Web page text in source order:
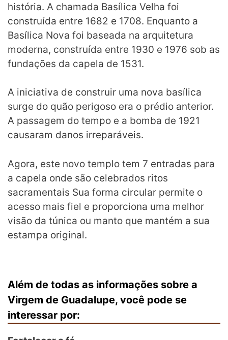
história. A chamada Basílica Velha foi
construída entre 1682 e 1708. Enquanto a
Basílica Nova foi baseada na arquitetura
moderna, construída entre 1930 e 1976 sob as
fundações da capela de 1531.
A iniciativa de construir uma nova basílica
surge do quão perigoso era o prédio anterior.
A passagem do tempo e a bomba de 1921
causaram danos irreparáveis.
Agora, este novo templo tem 7 entradas para
a capela onde são celebrados ritos
sacramentais Sua forma circular permite o
acesso mais fiel e proporciona uma melhor
visão da túnica ou manto que mantém a sua
estampa original.
Além de todas as informações sobre a
Virgem de Guadalupe, você pode se
interessar por: